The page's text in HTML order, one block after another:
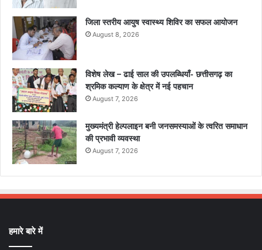
जिला स्तरीय आयुष स्वास्थ्य शिविर का सफल आयोजन
August 8, 2026
विशेष लेख – ढाई साल की उपलब्धियाँ- छत्तीसगढ़ का
श्रमिक कल्याण के क्षेत्र में नई पहचान
August 7, 2026
मुख्यमंत्री हेल्पलाइन बनी जनसमस्याओं के त्वरित समाधान
की प्रभावी व्यवस्था
August 7, 2026
हमारे बारे में